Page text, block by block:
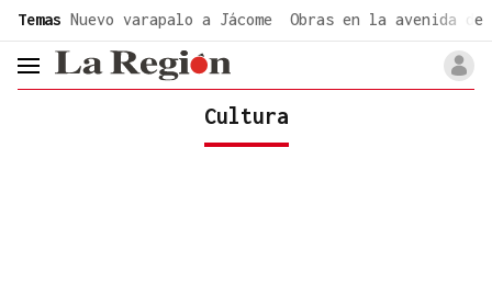
Temas Nuevo varapalo a Jácome Obras en la avenida de
header.menu.open
Cultura